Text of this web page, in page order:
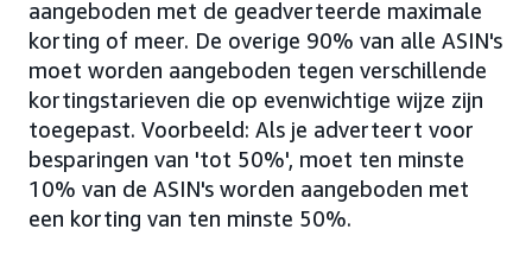
aangeboden met de geadverteerde maximale
korting of meer. De overige 90% van alle ASIN's
moet worden aangeboden tegen verschillende
kortingstarieven die op evenwichtige wijze zijn
toegepast. Voorbeeld: Als je adverteert voor
besparingen van 'tot 50%', moet ten minste
10% van de ASIN's worden aangeboden met
een korting van ten minste 50%.